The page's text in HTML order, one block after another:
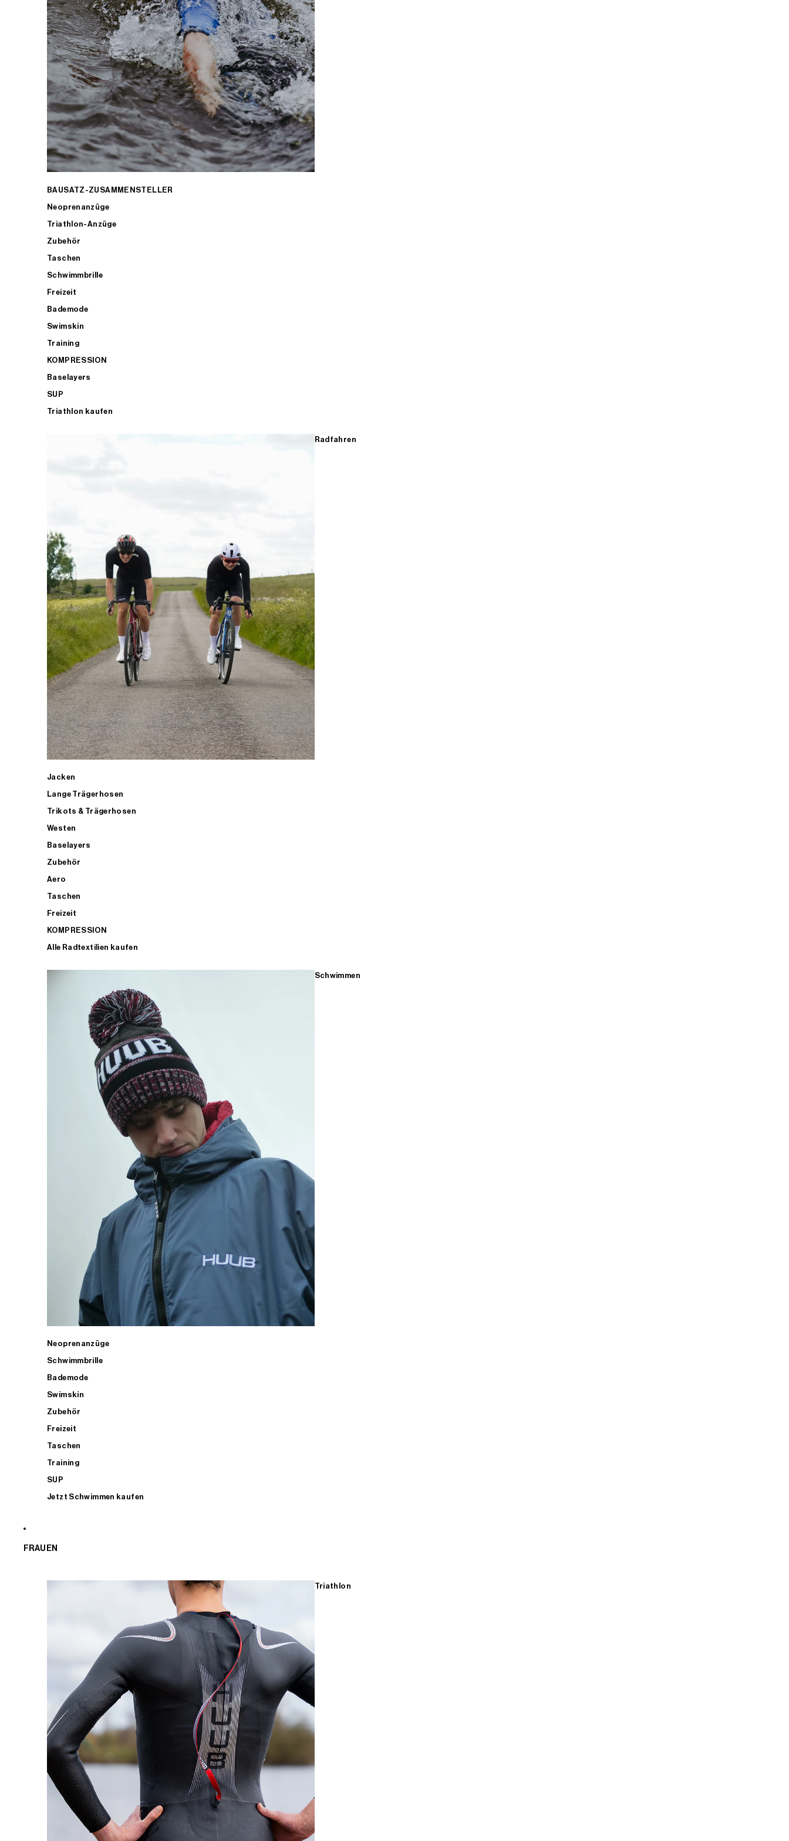
BAUSATZ-ZUSAMMENSTELLER
Neoprenanzüge
Triathlon-Anzüge
Zubehör
Taschen
Schwimmbrille
Freizeit
Bademode
Swimskin
Training
KOMPRESSION
Baselayers
SUP
Triathlon kaufen
Radfahren
Jacken
Lange Trägerhosen
Trikots & Trägerhosen
Westen
Baselayers
Zubehör
Aero
Taschen
Freizeit
KOMPRESSION
Alle Radtextilien kaufen
Schwimmen
Neoprenanzüge
Schwimmbrille
Bademode
Swimskin
Zubehör
Freizeit
Taschen
Training
SUP
Jetzt Schwimmen kaufen
FRAUEN
Triathlon